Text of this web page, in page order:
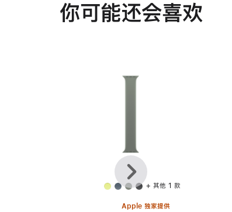
你可能还会喜欢
+ 其他 1 款
Apple 独家提供
上
一
个
下
一
个